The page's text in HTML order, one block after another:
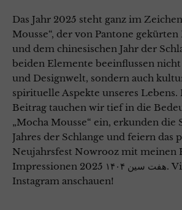
Das Jahr 2025 steht ganz im
Mousse“, der von Pantone gekürten
und dem chinesischen Jahr der
beiden Elemente beeinflussen
und Designwelt, sondern auch
spirituelle Aspekte unseres Lebens.
Beitrag tauchen wir tief in die
„Mocha Mousse“ ein, erkunden die
Jahres der Schlange und feiern das
Neujahrsfest Nowrooz mit meinen
Impressionen 2025 هفت سین ۱۴۰۴. Video auf
Instagram anschauen!